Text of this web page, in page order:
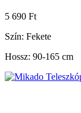
5 690 Ft
Szín: Fekete
Hossz: 90-165 cm